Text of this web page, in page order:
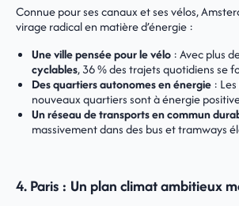
Connue pour ses canaux et ses vélos,
virage radical en matière d’énergie :
Une ville pensée pour le vélo : Avec plus
cyclables, 36 % des trajets quotidiens se
Des quartiers autonomes en énergie :
nouveaux quartiers sont à énergie
Un réseau de transports en commun
massivement dans des bus et tramways
4. Paris : Un plan climat ambitieux